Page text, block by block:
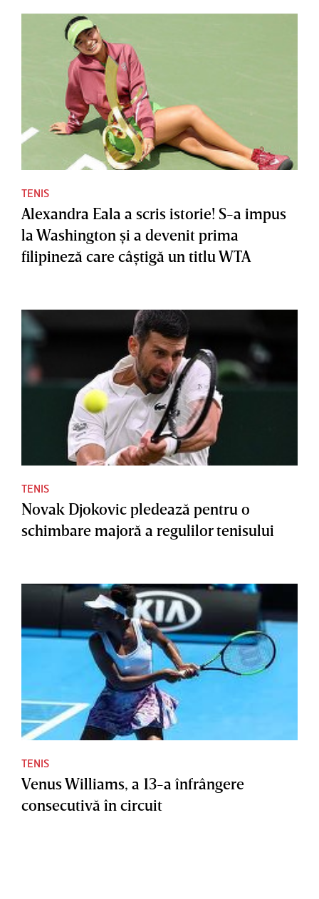
TENIS
Alexandra Eala a scris istorie! S-a impus
la Washington şi a devenit prima
filipineză care câştigă un titlu WTA
TENIS
Novak Djokovic pledează pentru o
schimbare majoră a regulilor tenisului
TENIS
Venus Williams, a 13-a înfrângere
consecutivă în circuit